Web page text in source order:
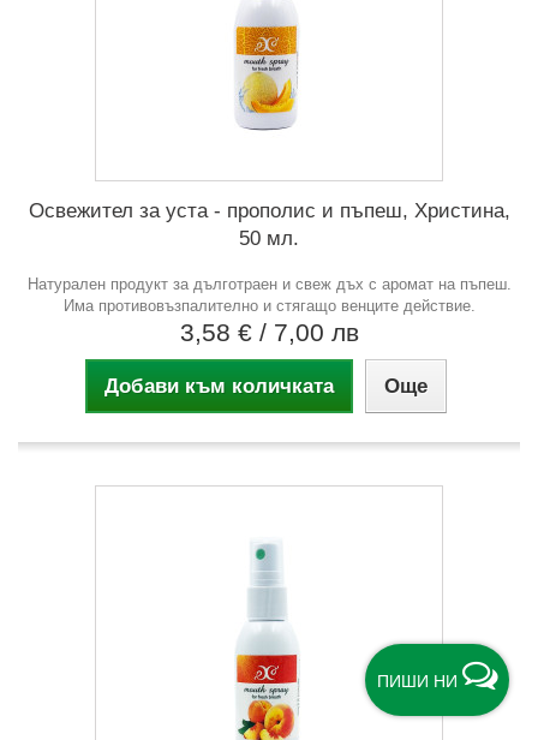
ПИШИ НИ
Освежител за уста - прополис и пъпеш, Христина,
50 мл.
Натурален продукт за дълготраен и свеж дъх с аромат на пъпеш.
Има противовъзпалително и стягащо венците действие.
3,58 € / 7,00 лв
Добави към количката Още